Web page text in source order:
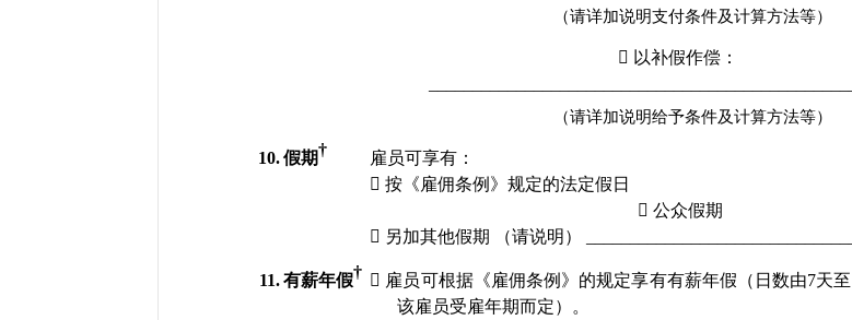
（请详加说明支付条件及计算方法等）
 以补假作偿：
（请详加说明给予条件及计算方法等）
10. 假期†
雇员可享有：
 按《雇佣条例》规定的法定假日
 公众假期
 另加其他假期 （请说明）
11. 有薪年假†  雇员可根据《雇佣条例》的规定享有有薪年假（日数由7天至
该雇员受雇年期而定）。